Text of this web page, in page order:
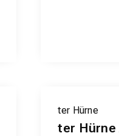
ter Hürne
ter Hürne